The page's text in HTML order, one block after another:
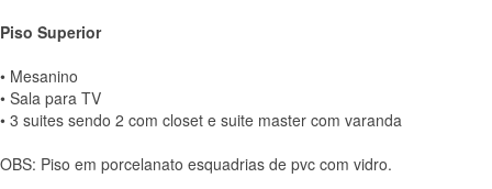
Piso Superior
• Mesanino
• Sala para TV
• 3 suites sendo 2 com closet e suite master com varanda
OBS: Piso em porcelanato esquadrias de pvc com vidro.